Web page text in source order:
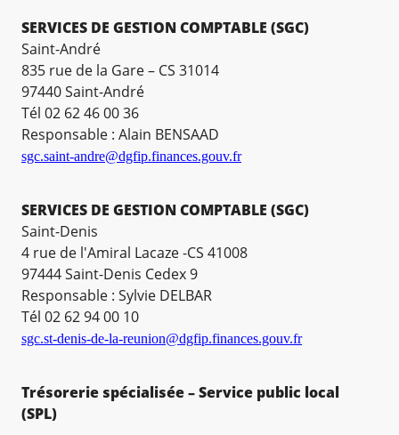
SERVICES DE GESTION COMPTABLE (SGC)
Saint-André
835 rue de la Gare – CS 31014
97440 Saint-André
Tél 02 62 46 00 36
Responsable : Alain BENSAAD
sgc.saint-andre@dgfip.finances.gouv.fr
SERVICES DE GESTION COMPTABLE (SGC)
Saint-Denis
4 rue de l'Amiral Lacaze -CS 41008
97444 Saint-Denis Cedex 9
Responsable : Sylvie DELBAR
Tél 02 62 94 00 10
sgc.st-denis-de-la-reunion@dgfip.finances.gouv.fr
Trésorerie spécialisée – Service public local
(SPL)